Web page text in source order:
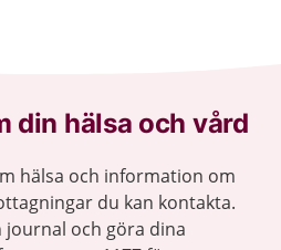
din hälsa och vård
hälsa och information om
du kan kontakta.
journal och göra dina